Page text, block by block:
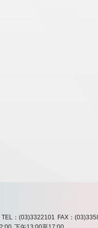
TEL：(03)3322101
FAX：